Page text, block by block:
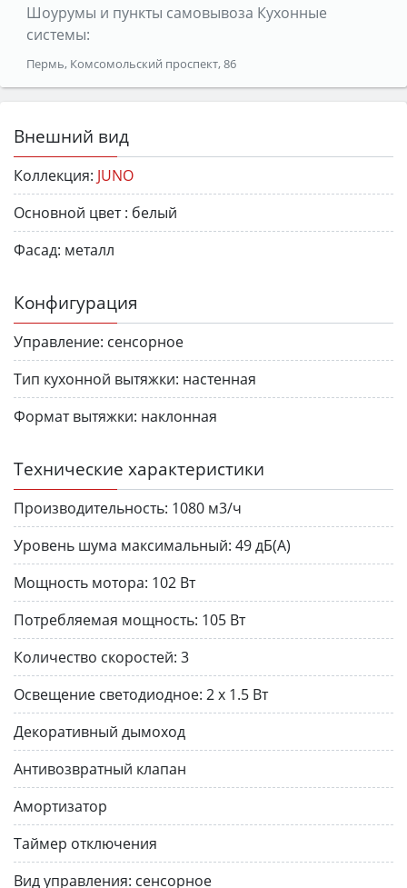
Шоурумы и пункты самовывоза Кухонные
системы:
Пермь, Комсомольский проспект, 86
Внешний вид
Коллекция: JUNO
Основной цвет : белый
Фасад: металл
Конфигурация
Управление: сенсорное
Тип кухонной вытяжки: настенная
Формат вытяжки: наклонная
Технические характеристики
Производительность: 1080 м3/ч
Уровень шума максимальный: 49 дБ(А)
Мощность мотора: 102 Вт
Потребляемая мощность: 105 Вт
Количество скоростей: 3
Освещение светодиодное: 2 х 1.5 Вт
Декоративный дымоход
Антивозвратный клапан
Амортизатор
Таймер отключения
Вид управления: сенсорное